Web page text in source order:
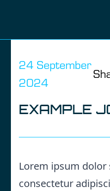
24 September
2024
EXAMPLE
Lorem ipsum dolor
consectetur